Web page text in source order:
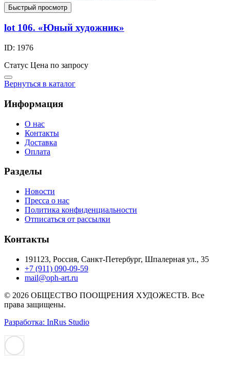
Быстрый просмотр
lot 106. «Юный художник»
ID: 1976
Статус Цена по запросу
Вернуться в каталог
Информация
О нас
Контакты
Доставка
Оплата
Разделы
Новости
Пресса о нас
Политика конфиденциальности
Отписаться от рассылки
Контакты
191123, Россия, Санкт-Петербург, Шпалерная ул., 35
+7 (911) 090-09-59
mail@oph-art.ru
© 2026 ОБЩЕСТВО ПООЩРЕНИЯ ХУДОЖЕСТВ. Все
права защищены.
Разработка: InRus Studio